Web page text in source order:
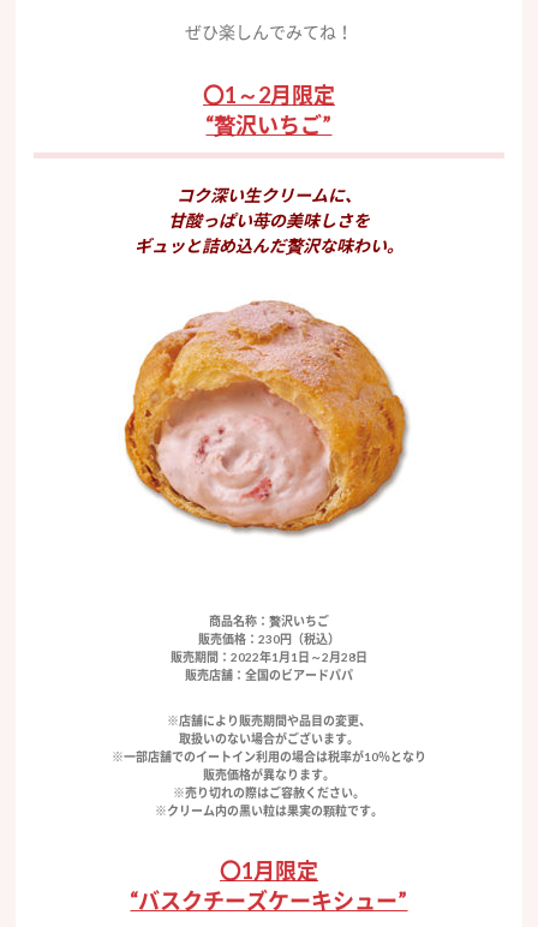
ぜひ楽しんでみてね！
〇1～2月限定
“贅沢いちご”
コク深い生クリームに、
甘酸っぱい苺の美味しさを
ギュッと詰め込んだ贅沢な味わい。
商品名称：贅沢いちご
販売価格：230円（税込）
販売期間：2022年1月1日～2月28日
販売店舗：全国のビアードパパ
※店舗により販売期間や品目の変更、
取扱いのない場合がございます。
※一部店舗でのイートイン利用の場合は税率が10％となり
販売価格が異なります。
※売り切れの際はご容赦ください。
※クリーム内の黒い粒は果実の顆粒です。
〇1月限定
“バスクチーズケーキシュー”